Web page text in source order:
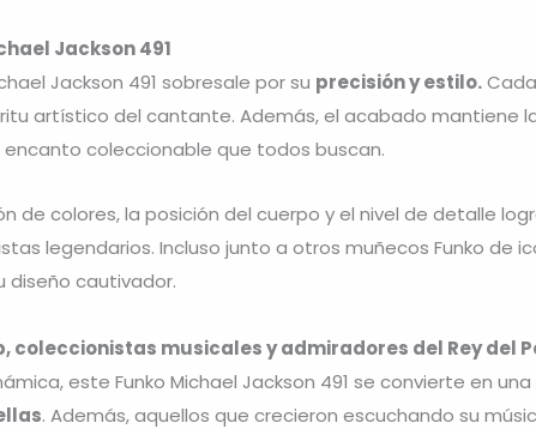
Jackson 491
Jackson 491 sobresale por su precisión y estilo.
artístico del cantante. Además, el acabado mantiene
encanto coleccionable que todos buscan.
de colores, la posición del cuerpo y el nivel de detalle
legendarios. Incluso junto a otros muñecos Funko de
diseño cautivador.
coleccionistas musicales y admiradores del Rey del
este Funko Michael Jackson 491 se convierte en
. Además, aquellos que crecieron escuchando su